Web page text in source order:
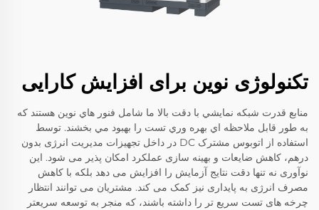
تکنولوژی نوین برای افزایش کارایی
منابع قدرت شبكه نمايشي با دقت بالا ما شامل فنور هاي نوين هستند که
به طور قابل ملاحظه اي بهره وري تست را بهبود مي بخشند. توسط
استفاده از اتوبوس مشترک DC در داخل تجهیزات مدیریت انرژی بدون
درهم، کاهش ضایعات و بهینه سازی عملکرد امکان پذیر می شود. این
نوآوری نه تنها دقت نتایج آزمایش را افزایش می دهد بلکه با کاهش
مصرف انرژی به پایداری نیز کمک می کند. مشتریان می توانند انتظار
چرخه های تست سریع تر را داشته باشند، که منجر به توسعه سریعتر